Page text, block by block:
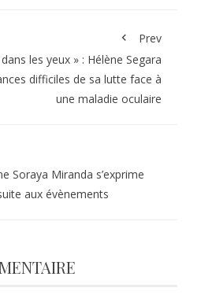
Prev
les yeux » : Hélène Segara
difficiles de sa lutte face à
une maladie oculaire
Soraya Miranda s’exprime
aux évènements